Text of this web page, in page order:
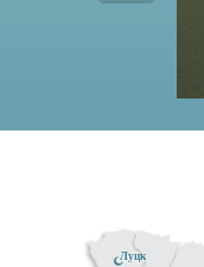
Луцк